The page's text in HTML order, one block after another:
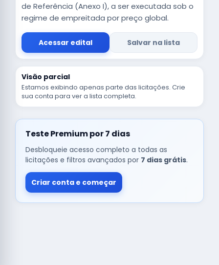
de Referência (Anexo I), a ser executada sob o
regime de empreitada por preço global.
Acessar edital Salvar na lista
Visão parcial
Estamos exibindo apenas parte das licitações. Crie
sua conta para ver a lista completa.
Teste Premium por 7 dias
Desbloqueie acesso completo a todas as
licitações e filtros avançados por 7 dias grátis.
Criar conta e começar